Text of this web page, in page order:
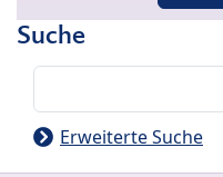
Suche
Erweiterte Suche